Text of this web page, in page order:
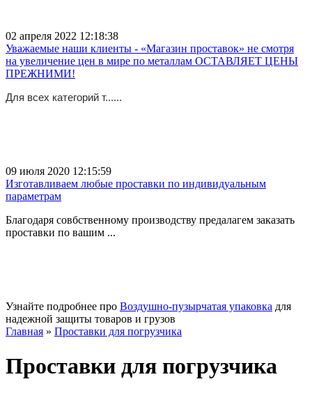
02 апреля 2022 12:18:38
Уважаемые наши клиенты - «Магазин проставок» не смотря
на увеличение цен в мире по металлам ОСТАВЛЯЕТ ЦЕНЫ
ПРЕЖНИМИ!
Для всех категорий т......
09 июля 2020 12:15:59
Изготавливаем любые проставки по индивидуальным
параметрам
Благодаря совбственному производству предалагем заказать
проставки по вашим ...
Узнайте подробнее про Воздушно-пузырчатая упаковка для
надежной защиты товаров и грузов
Главная » Проставки для погрузчика
Проставки для погрузчика